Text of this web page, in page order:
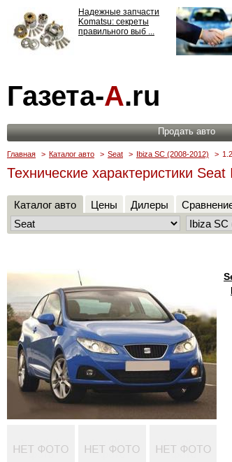
Надежные запчасти
Komatsu: секреты
правильного выб ...
ответственности: все,
что нужно знать ...
Газета-А.ru
Продать авто
Главная > Каталог авто > Seat > Ibiza SC (2008-2012) >
Технические характеристики
Каталог авто Цены Дилеры